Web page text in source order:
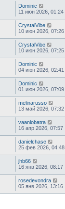
Dominic
11 июн 2026, 01:24
CrystalVibe
10 июн 2026, 07:26
CrystalVibe
10 июн 2026, 07:25
Dominic
04 июн 2026, 02:41
Dominic
01 июн 2026, 07:09
melinarusso
13 май 2026, 07:32
vaaniobatra
16 апр 2026, 07:57
danielchase
25 фев 2026, 04:48
jhb66
16 янв 2026, 08:17
rosedevondra
05 янв 2026, 13:16